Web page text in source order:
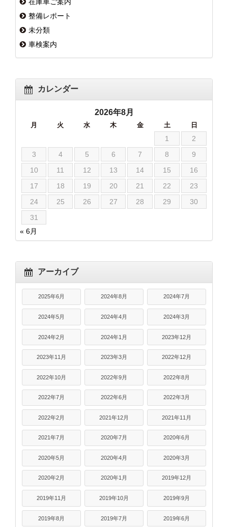
整備レポート
未分類
車検案内
カレンダー
2026年8月
月 火 水 木 金 土 日
1
2
3
4 5 6 7 8
9
10
11 12 13 14 15
16
17
18 19 20 21 22
23
24
25 26 27 28 29
30
31
« 6月
アーカイブ
2025年6月 2024年8月 2024年7月
2024年5月 2024年4月 2024年3月
2024年2月 2024年1月 2023年12月
2023年11月 2023年3月 2022年12月
2022年10月 2022年9月 2022年8月
2022年7月 2022年6月 2022年3月
2022年2月 2021年12月 2021年11月
2021年7月 2020年7月 2020年6月
2020年5月 2020年4月 2020年3月
2020年2月 2020年1月 2019年12月
2019年11月 2019年10月 2019年9月
2019年8月 2019年7月 2019年6月